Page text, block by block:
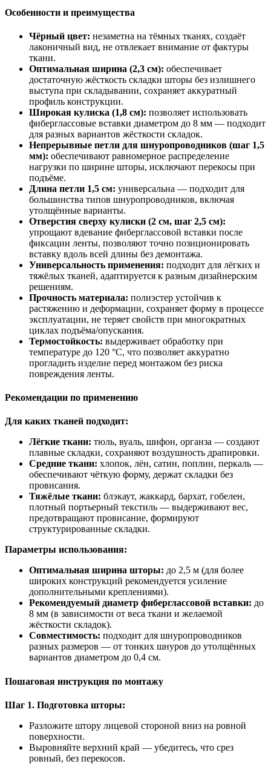
Особенности и преимущества
Чёрный цвет: незаметна на тёмных тканях, создаёт
лаконичный вид, не отвлекает внимание от фактуры
ткани.
Оптимальная ширина (2,3 см): обеспечивает
достаточную жёсткость складки шторы без излишнего
выступа при складывании, сохраняет аккуратный
профиль конструкции.
Широкая кулиска (1,8 см): позволяет использовать
фиберглассовые вставки диаметром до 8 мм — подходит
для разных вариантов жёсткости складок.
Непрерывные петли для шнуропроводников (шаг 1,5
мм): обеспечивают равномерное распределение
нагрузки по ширине шторы, исключают перекосы при
подъёме.
Длина петли 1,5 см: универсальна — подходит для
большинства типов шнуропроводников, включая
утолщённые варианты.
Отверстия сверху кулиски (2 см, шаг 2,5 см):
упрощают вдевание фиберглассовой вставки после
фиксации ленты, позволяют точно позиционировать
вставку вдоль всей длины без демонтажа.
Универсальность применения: подходит для лёгких и
тяжёлых тканей, адаптируется к разным дизайнерским
решениям.
Прочность материала: полиэстер устойчив к
растяжению и деформации, сохраняет форму в процессе
эксплуатации, не теряет свойств при многократных
циклах подъёма/опускания.
Термостойкость: выдерживает обработку при
температуре до 120 °C, что позволяет аккуратно
прогладить изделие перед монтажом без риска
повреждения ленты.
Рекомендации по применению
Для каких тканей подходит:
Лёгкие ткани: тюль, вуаль, шифон, органза — создают
плавные складки, сохраняют воздушность драпировки.
Средние ткани: хлопок, лён, сатин, поплин, перкаль —
обеспечивают чёткую форму, держат складки без
провисания.
Тяжёлые ткани: блэкаут, жаккард, бархат, гобелен,
плотный портьерный текстиль — выдерживают вес,
предотвращают провисание, формируют
структурированные складки.
Параметры использования:
Оптимальная ширина шторы: до 2,5 м (для более
широких конструкций рекомендуется усиление
дополнительными креплениями).
Рекомендуемый диаметр фиберглассовой вставки: до
8 мм (в зависимости от веса ткани и желаемой
жёсткости складок).
Совместимость: подходит для шнуропроводников
разных размеров — от тонких шнуров до утолщённых
вариантов диаметром до 0,4 см.
Пошаговая инструкция по монтажу
Шаг 1. Подготовка шторы:
Разложите штору лицевой стороной вниз на ровной
поверхности.
Выровняйте верхний край — убедитесь, что срез
ровный, без перекосов.